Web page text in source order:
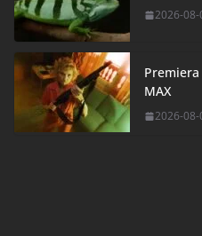
2026-08-
Premiera
MAX
2026-08-